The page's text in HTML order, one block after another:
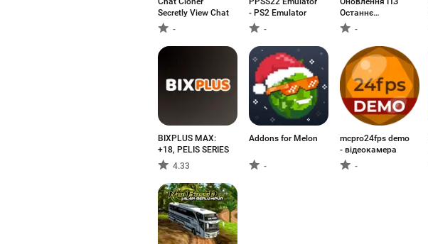
Secretly View Chat
-
- PS2 Emulator
-
Останнє
оновлення
-
BIXPLUS MAX:
+18, PELIS SERIES
4.33
Addons for Melon
-
mcpro24fps demo
- відеокамера
-